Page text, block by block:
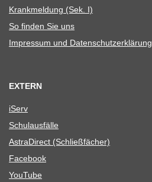
Krank­mel­dung (Sek. I)
So fin­den Sie uns
Impres­sum und Datenschutzerklärung
EXTERN
iServ
Schul­aus­fälle
Astra­Di­rect (Schließ­fä­cher)
Face­book
You­Tube